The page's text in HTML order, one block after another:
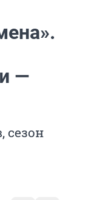
—
сезон